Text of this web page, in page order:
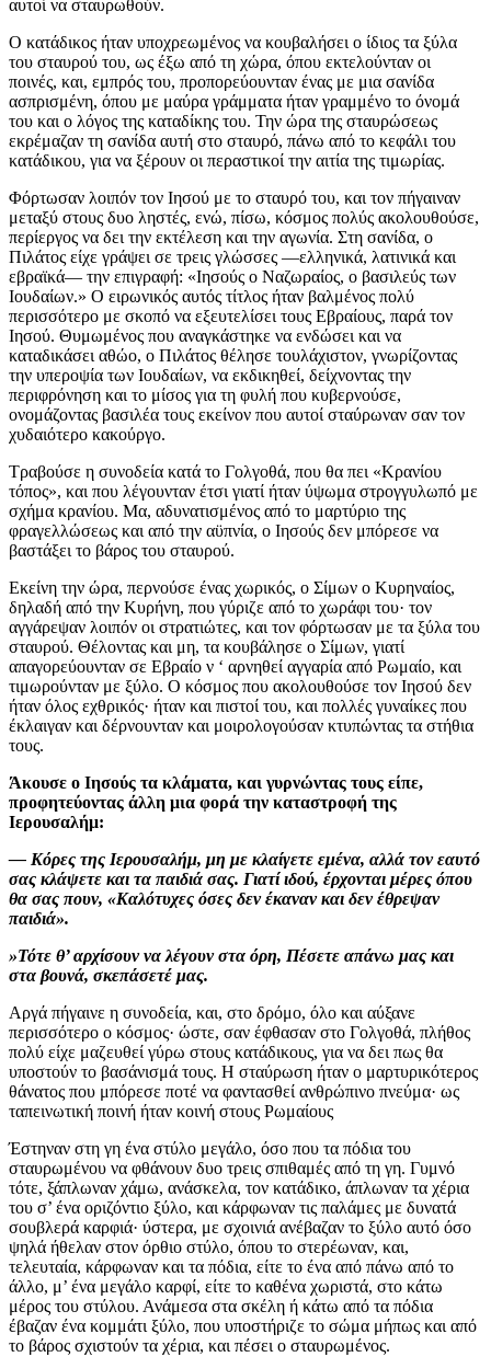
αυτοί να σταυρωθούν.
Ο κατάδικος ήταν υποχρεωμένος να κουβαλήσει ο ίδιος τα ξύλα
του σταυρού του, ως έξω από τη χώρα, όπου εκτελούνταν οι
ποινές, και, εμπρός του, προπορεύουνταν ένας με μια σανίδα
ασπρισμένη, όπου με μαύρα γράμματα ήταν γραμμένο το όνομά
του και ο λόγος της καταδίκης του. Την ώρα της σταυρώσεως
εκρέμαζαν τη σανίδα αυτή στο σταυρό, πάνω από το κεφάλι του
κατάδικου, για να ξέρουν οι περαστικοί την αιτία της τιμωρίας.
Φόρτωσαν λοιπόν τον Ιησού με το σταυρό του, και τον πήγαιναν
μεταξύ στους δυο ληστές, ενώ, πίσω, κόσμος πολύς ακολουθούσε,
περίεργος να δει την εκτέλεση και την αγωνία. Στη σανίδα, ο
Πιλάτος είχε γράψει σε τρεις γλώσσες —ελληνικά, λατινικά και
εβραϊκά— την επιγραφή: «Ιησούς ο Ναζωραίος, ο βασιλεύς των
Ιουδαίων.» Ο ειρωνικός αυτός τίτλος ήταν βαλμένος πολύ
περισσότερο με σκοπό να εξευτελίσει τους Εβραίους, παρά τον
Ιησού. Θυμωμένος που αναγκάστηκε να ενδώσει και να
καταδικάσει αθώο, ο Πιλάτος θέλησε τουλάχιστον, γνωρίζοντας
την υπεροψία των Ιουδαίων, να εκδικηθεί, δείχνοντας την
περιφρόνηση και το μίσος για τη φυλή που κυβερνούσε,
ονομάζοντας βασιλέα τους εκείνον που αυτοί σταύρωναν σαν τον
χυδαιότερο κακούργο.
Τραβούσε η συνοδεία κατά το Γολγοθά, που θα πει «Κρανίου
τόπος», και που λέγουνταν έτσι γιατί ήταν ύψωμα στρογγυλωπό με
σχήμα κρανίου. Μα, αδυνατισμένος από το μαρτύριο της
φραγελλώσεως και από την αϋπνία, ο Ιησούς δεν μπόρεσε να
βαστάξει το βάρος του σταυρού.
Εκείνη την ώρα, περνούσε ένας χωρικός, ο Σίμων ο Κυρηναίος,
δηλαδή από την Κυρήνη, που γύριζε από το χωράφι του· τον
αγγάρεψαν λοιπόν οι στρατιώτες, και τον φόρτωσαν με τα ξύλα του
σταυρού. Θέλοντας και μη, τα κουβάλησε ο Σίμων, γιατί
απαγορεύουνταν σε Εβραίο ν ‘ αρνηθεί αγγαρία από Ρωμαίο, και
τιμωρούνταν με ξύλο. Ο κόσμος που ακολουθούσε τον Ιησού δεν
ήταν όλος εχθρικός· ήταν και πιστοί του, και πολλές γυναίκες που
έκλαιγαν και δέρνουνταν και μοιρολογούσαν κτυπώντας τα στήθια
τους.
Άκουσε ο Ιησούς τα κλάματα, και γυρνώντας τους είπε,
προφητεύοντας άλλη μια φορά την καταστροφή της
Ιερουσαλήμ:
— Κόρες της Ιερουσαλήμ, μη με κλαίγετε εμένα, αλλά τον εαυτό
σας κλάψετε και τα παιδιά σας. Γιατί ιδού, έρχονται μέρες όπου
θα σας πουν, «Καλότυχες όσες δεν έκαναν και δεν έθρεψαν
παιδιά».
»Τότε θ’ αρχίσουν να λέγουν στα όρη, Πέσετε απάνω μας και
στα βουνά, σκεπάσετέ μας.
Αργά πήγαινε η συνοδεία, και, στο δρόμο, όλο και αύξανε
περισσότερο ο κόσμος· ώστε, σαν έφθασαν στο Γολγοθά, πλήθος
πολύ είχε μαζευθεί γύρω στους κατάδικους, για να δει πως θα
υποστούν το βασάνισμά τους. Η σταύρωση ήταν ο μαρτυρικότερος
θάνατος που μπόρεσε ποτέ να φαντασθεί ανθρώπινο πνεύμα· ως
ταπεινωτική ποινή ήταν κοινή στους Ρωμαίους
Έστηναν στη γη ένα στύλο μεγάλο, όσο που τα πόδια του
σταυρωμένου να φθάνουν δυο τρεις σπιθαμές από τη γη. Γυμνό
τότε, ξάπλωναν χάμω, ανάσκελα, τον κατάδικο, άπλωναν τα χέρια
του σ’ ένα οριζόντιο ξύλο, και κάρφωναν τις παλάμες με δυνατά
σουβλερά καρφιά· ύστερα, με σχοινιά ανέβαζαν το ξύλο αυτό όσο
ψηλά ήθελαν στον όρθιο στύλο, όπου το στερέωναν, και,
τελευταία, κάρφωναν και τα πόδια, είτε το ένα από πάνω από το
άλλο, μ’ ένα μεγάλο καρφί, είτε το καθένα χωριστά, στο κάτω
μέρος του στύλου. Ανάμεσα στα σκέλη ή κάτω από τα πόδια
έβαζαν ένα κομμάτι ξύλο, που υποστήριζε το σώμα μήπως και από
το βάρος σχιστούν τα χέρια, και πέσει ο σταυρωμένος.